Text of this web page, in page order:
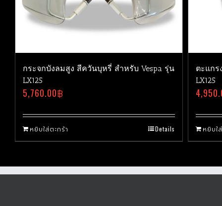
กระจกบังลมสูง สีควันบุหรี่ สำหรับ Vespa รุ่น
LX125
5,760.00฿
หยิบใส่ตะกร้า Details
ตะแกร
LX125
หยิบใ